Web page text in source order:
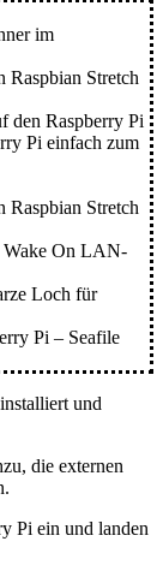
im
Stretch
den Raspberry Pi
Pi einfach zum
Stretch
Wake On LAN-
Loch für
Pi – Seafile
und
die externen
Pi ein und landen